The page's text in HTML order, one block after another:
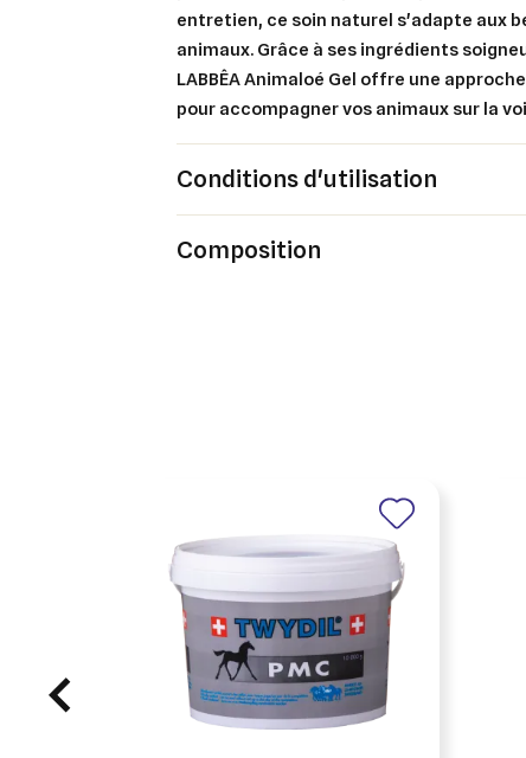
entretien, ce soin naturel s'adapte aux
animaux. Grâce à ses ingrédients
LABBÊA Animaloé Gel offre une
pour accompagner vos animaux sur la
Conditions d'utilisation
Composition